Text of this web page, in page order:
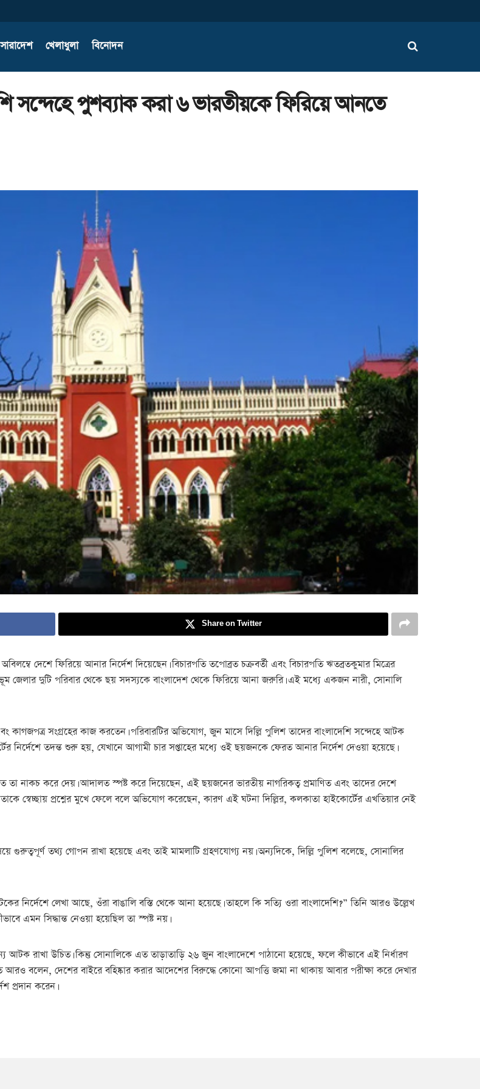
সারাদেশ খেলাধুলা বিনোদন
সন্দেহে পুশব্যাক করা ৬ ভারতীয়কে ফিরিয়ে আনতে
Share on Twitter
দেশে ফিরিয়ে আনার নির্দেশ দিয়েছেন। বিচারপতি তপোব্রত চক্রবর্তী এবং বিচারপতি ঋতব্রতকুমার মিত্রের
জেলার দুটি পরিবার থেকে ছয় সদস্যকে বাংলাদেশ থেকে ফিরিয়ে আনা জরুরি। এই মধ্যে একজন নারী, সোনালি
কাগজপত্র সংগ্রহের কাজ করতেন। পরিবারটির অভিযোগ, জুন মাসে দিল্লি পুলিশ তাদের বাংলাদেশি সন্দেহে আটক
নির্দেশে তদন্ত শুরু হয়, যেখানে আগামী চার সপ্তাহের মধ্যে ওই ছয়জনকে ফেরত আনার নির্দেশ দেওয়া হয়েছে।
নাকচ করে দেয়। আদালত স্পষ্ট করে দিয়েছেন, এই ছয়জনের ভারতীয় নাগরিকত্ব প্রমাণিত এবং তাদের দেশে
স্বেচ্ছায় প্রশ্নের মুখে ফেলে বলে অভিযোগ করেছেন, কারণ এই ঘটনা দিল্লির, কলকাতা হাইকোর্টের এখতিয়ার নেই
গুরুত্বপূর্ণ তথ্য গোপন রাখা হয়েছে এবং তাই মামলাটি গ্রহণযোগ্য নয়। অন্যদিকে, দিল্লি পুলিশ বলেছে, সোনালির
নির্দেশে লেখা আছে, ওঁরা বাঙালি বস্তি থেকে আনা হয়েছে। তাহলে কি সত্যি ওরা বাংলাদেশি?” তিনি আরও উল্লেখ
এমন সিদ্ধান্ত নেওয়া হয়েছিল তা স্পষ্ট নয়।
রাখা উচিত। কিন্তু সোনালিকে এত তাড়াতাড়ি ২৬ জুন বাংলাদেশে পাঠানো হয়েছে, ফলে কীভাবে এই নির্ধারণ
বলেন, দেশের বাইরে বহিষ্কার করার আদেশের বিরুদ্ধে কোনো আপত্তি জমা না থাকায় আবার পরীক্ষা করে দেখার
প্রদান করেন।